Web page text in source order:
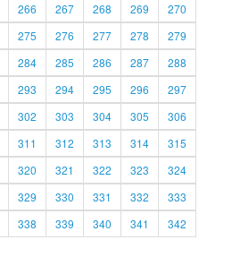
266 267 268 269
270
275 276 277 278
279
284 285 286 287
288
293 294 295 296
297
302 303 304 305
306
311 312 313 314
315
320 321 322 323
324
329 330 331 332
333
338 339 340 341
342